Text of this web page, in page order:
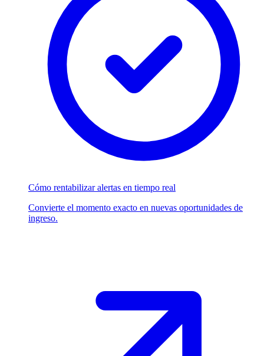
Cómo rentabilizar alertas en tiempo real
Convierte el momento exacto en nuevas oportunidades de
ingreso.